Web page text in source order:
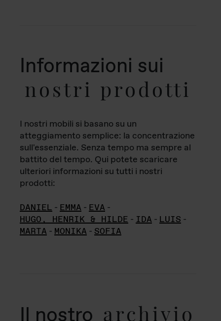
Informazioni sui
nostri prodotti
I nostri mobili si basano su un
atteggiamento semplice: la concentrazione
sull'essenziale. Senza tempo ma sempre al
battito del tempo. Qui potete scaricare
ulteriori informazioni su tutti i nostri
prodotti:
DANIEL - EMMA - EVA -
HUGO, HENRIK & HILDE - IDA - LUIS -
MARTA - MONIKA - SOFIA
Il nostro archivio